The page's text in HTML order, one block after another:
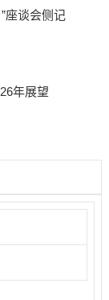
座谈会侧记
年展望